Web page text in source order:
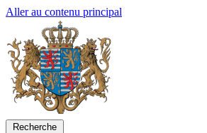
Aller au contenu principal
Recherche